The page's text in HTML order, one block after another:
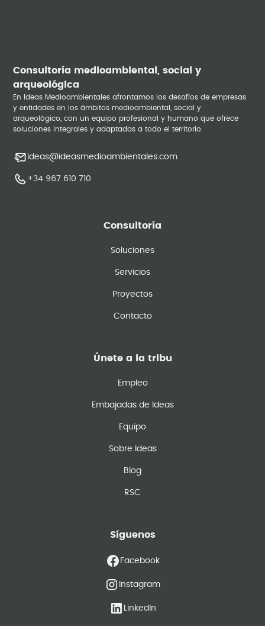
Consultoría medioambiental, social y
arqueológica
En Ideas Medioambientales afrontamos los desafíos de empresas
y entidades en los ámbitos medioambiental, social y
arqueológico, con un equipo profesional y humano que ofrece
soluciones integrales y adaptadas a todo el territorio.
ideas@ideasmedioambientales.com
+34 967 610 710
Consultoría
Soluciones
Servicios
Proyectos
Contacto
Únete a la tribu
Empleo
Embajadas de Ideas
Equipo
Sobre Ideas
Blog
RSC
Síguenos
Facebook
Instagram
LinkedIn